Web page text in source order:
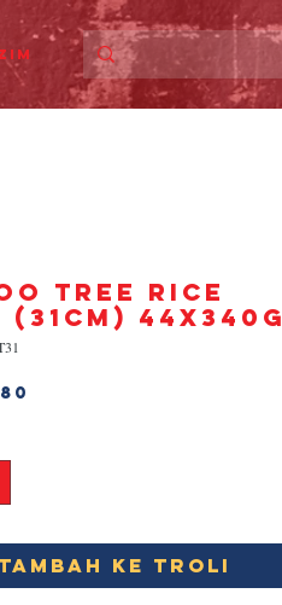
TREE RICE
(31CM) 44X340g
Tambah ke Troli